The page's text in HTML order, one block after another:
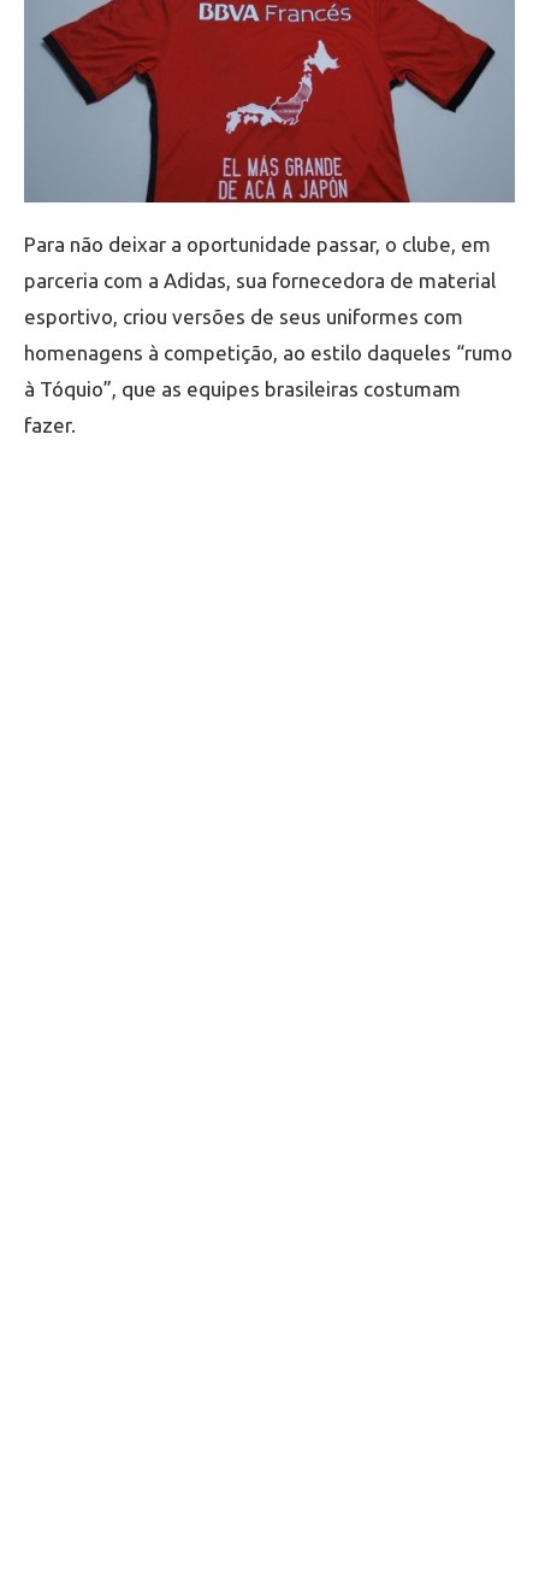
Para não deixar a oportunidade passar, o clube, em
parceria com a Adidas, sua fornecedora de material
esportivo, criou versões de seus uniformes com
homenagens à competição, ao estilo daqueles “rumo
à Tóquio”, que as equipes brasileiras costumam
fazer.